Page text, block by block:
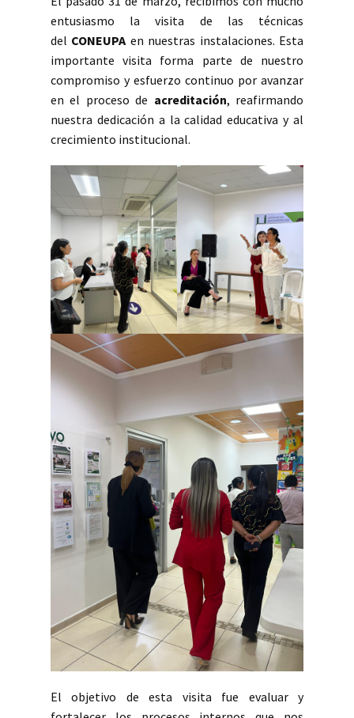
entusiasmo la visita de las técnicas
del CONEUPAen nuestras instalaciones. Esta
importante visita forma parte de nuestro
compromiso y esfuerzo continuo por avanzar
en el proceso de acreditación, reafirmando
nuestra dedicación a la calidad educativa y al
crecimiento institucional.
El objetivo de esta visita fue evaluar y